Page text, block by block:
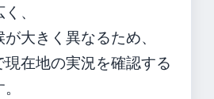
、
大きく異なるため、
在地の実況を確認する